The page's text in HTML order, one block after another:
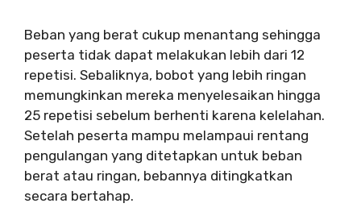
Beban yang berat cukup menantang sehingga
peserta tidak dapat melakukan lebih dari 12
repetisi. Sebaliknya, bobot yang lebih ringan
memungkinkan mereka menyelesaikan hingga
25 repetisi sebelum berhenti karena kelelahan.
Setelah peserta mampu melampaui rentang
pengulangan yang ditetapkan untuk beban
berat atau ringan, bebannya ditingkatkan
secara bertahap.